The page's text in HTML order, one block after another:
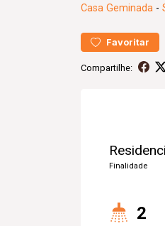
Casa Geminada -
Favoritar
Compartilhe:
Finalidade
2